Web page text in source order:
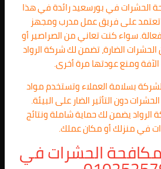
الحشرات في بورسعيد رائدة في هذا
تعتمد على فريق عمل مدرب ومجهز
سواء كنت تعاني من الصراصير أو
الحشرات الضارة، تضمن لك شركة الرواد
ومنع عودتها مرة أخرى.
بسلامة العملاء وتستخدم مواد
دون التأثير الضار على البيئة.
يضمن لك حماية شاملة ونتائج
في منزلك أو مكان عملك.
الحشرات في